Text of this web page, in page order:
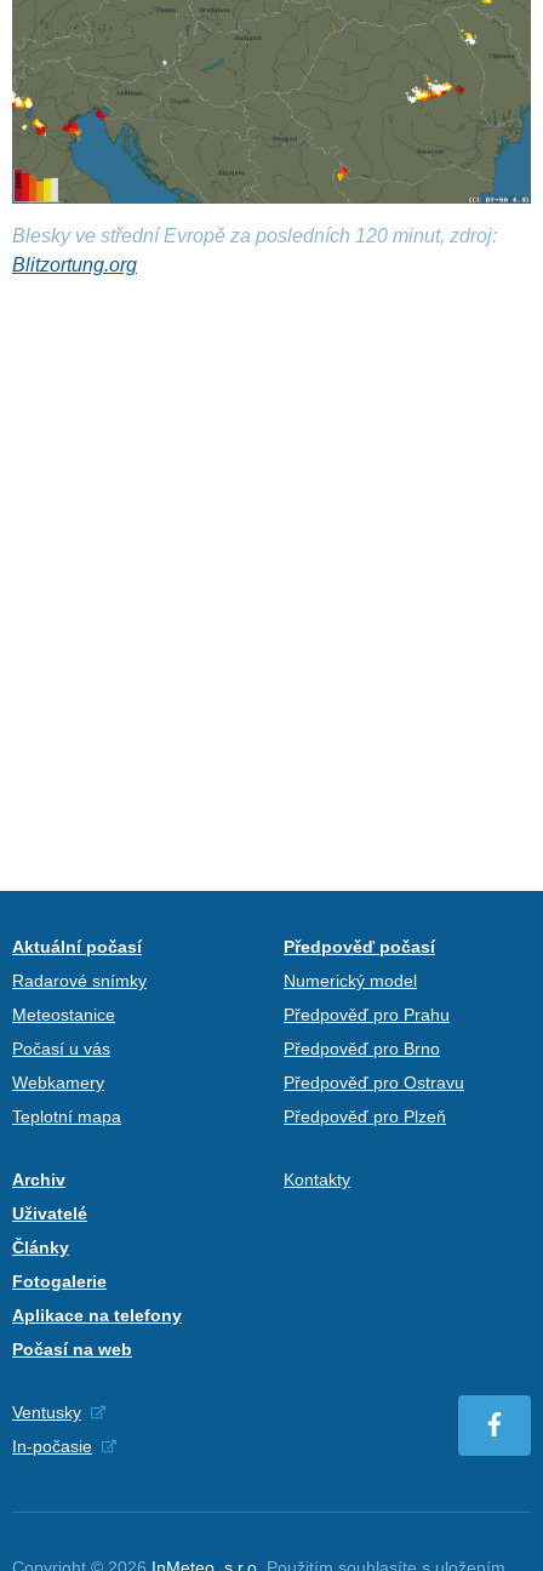
Blesky ve střední Evropě za posledních 120 minut, zdroj:
Blitzortung.org
Aktuální počasí
Radarové snímky
Meteostanice
Počasí u vás
Webkamery
Teplotní mapa
Předpověď počasí
Numerický model
Předpověď pro Prahu
Předpověď pro Brno
Předpověď pro Ostravu
Předpověď pro Plzeň
Archiv
Uživatelé
Články
Fotogalerie
Aplikace na telefony
Počasí na web
Kontakty
Ventusky
In-počasie
Copyright © 2026 InMeteo, s.r.o. Použitím souhlasíte s uložením